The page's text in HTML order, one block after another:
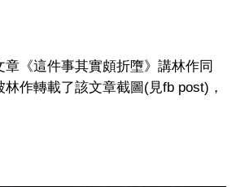
《這件事其實頗折墮》講林作同
作轉載了該文章截圖(見fb post)，